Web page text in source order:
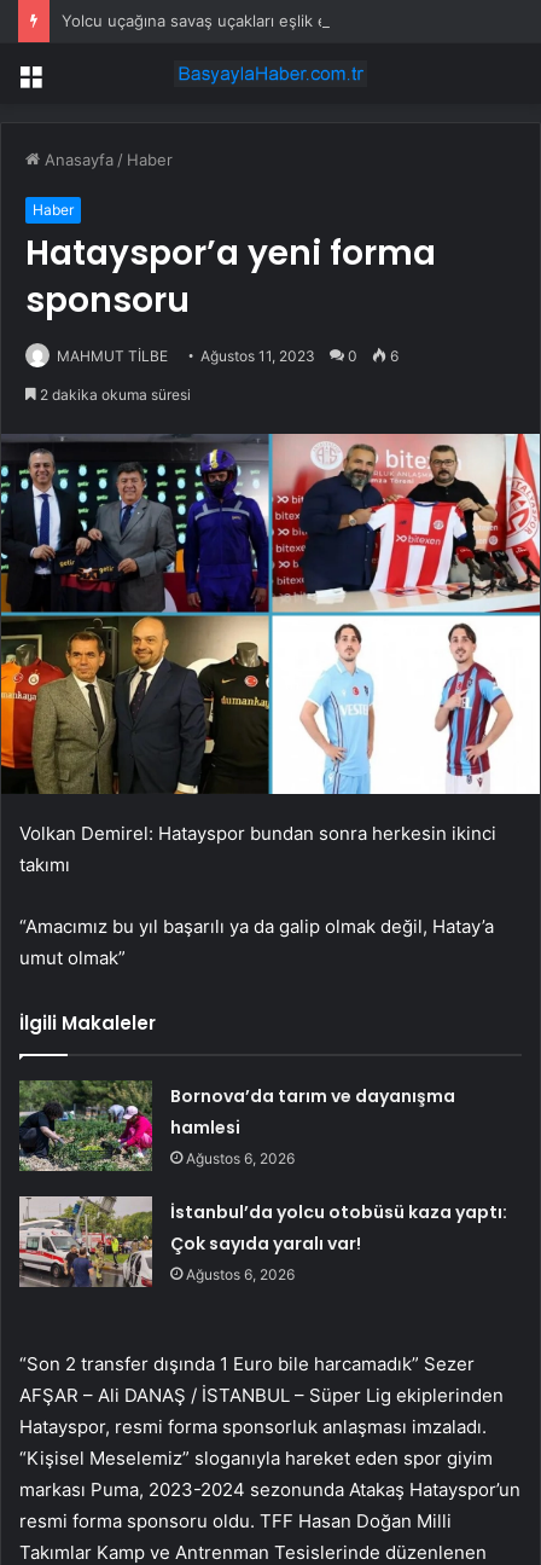
Menü
Anasayfa / Haber
Haber
Hatayspor’a yeni forma
sponsoru
MAHMUT TİLBE Ağustos 11, 2023 0 6
2 dakika okuma süresi
Volkan Demirel: Hatayspor bundan sonra herkesin ikinci
takımı
“Amacımız bu yıl başarılı ya da galip olmak değil, Hatay’a
umut olmak”
İlgili Makaleler
Bornova’da tarım ve dayanışma
hamlesi
Ağustos 6, 2026
İstanbul’da yolcu otobüsü kaza yaptı:
Çok sayıda yaralı var!
Ağustos 6, 2026
“Son 2 transfer dışında 1 Euro bile harcamadık” Sezer
AFŞAR – Ali DANAŞ / İSTANBUL – Süper Lig ekiplerinden
Hatayspor, resmi forma sponsorluk anlaşması imzaladı.
“Kişisel Meselemiz” sloganıyla hareket eden spor giyim
markası Puma, 2023-2024 sezonunda Atakaş Hatayspor’un
resmi forma sponsoru oldu. TFF Hasan Doğan Milli
Takımlar Kamp ve Antrenman Tesislerinde düzenlenen